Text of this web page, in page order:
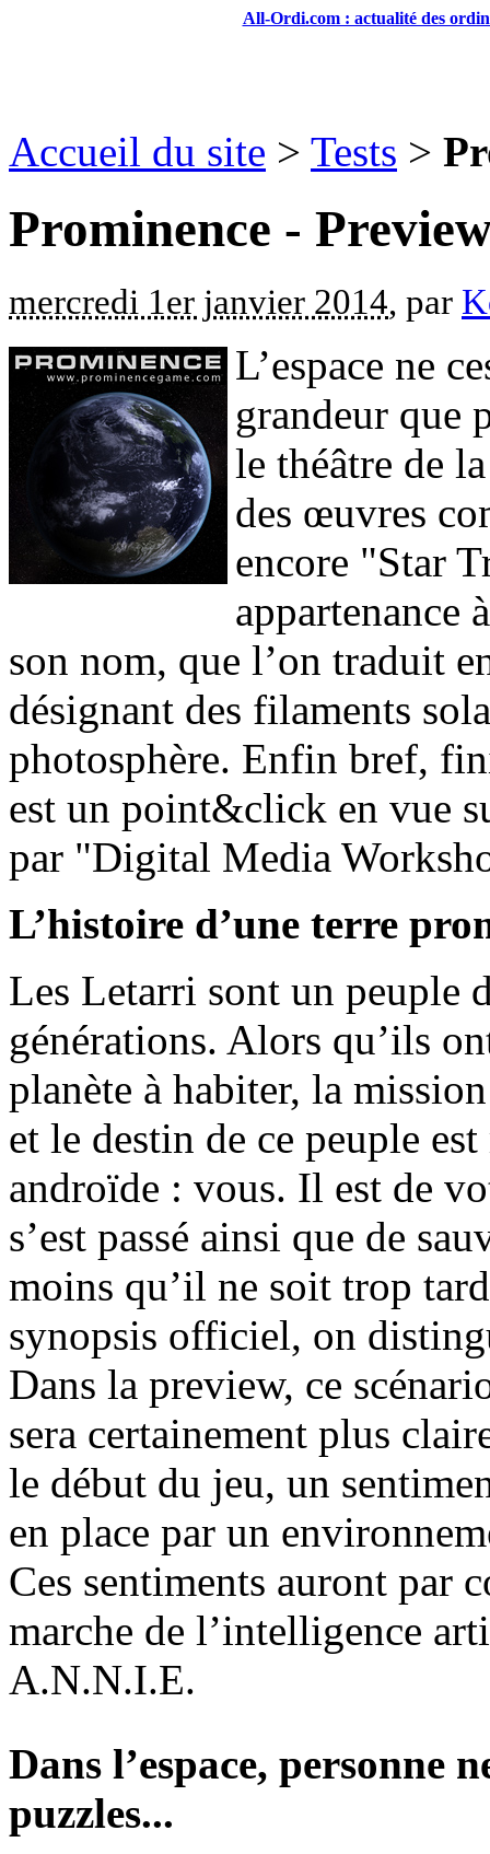
All-Ordi.com : actualité des
Accueil du site > Tests >
Prominence -
mercredi 1er janvier 2014, par
L’espace ne
grandeur que
le théâtre de
des œuvres
encore "Star
appartenance
son nom, que l’on traduit
désignant des filaments
photosphère. Enfin bref,
est un point&click en vue
par "Digital Media
L’histoire d’une terre
Les Letarri sont un peuple
générations. Alors qu’ils
planète à habiter, la
et le destin de ce peuple
androïde : vous. Il est de
s’est passé ainsi que de
moins qu’il ne soit trop
synopsis officiel, on
Dans la preview, ce
sera certainement plus
le début du jeu, un
en place par un
Ces sentiments auront par
marche de l’intelligence
A.N.N.I.E.
Dans l’espace, personne
puzzles...